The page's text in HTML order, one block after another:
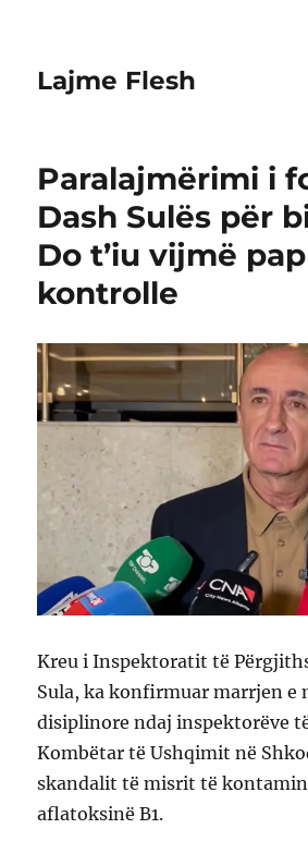
Lajme Flesh
Paralajmërimi i
Dash Sulës për
Do t’iu vijmë
kontrolle
Kreu i Inspektoratit të
Sula, ka konfirmuar marrjen e
disiplinore ndaj inspektorëve
Kombëtar të Ushqimit në
skandalit të misrit të
aflatoksinë B1.